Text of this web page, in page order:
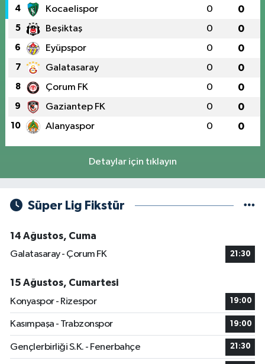
4 Kocaelispor 0 0
5 Beşiktaş 0 0
6 Eyüpspor 0 0
7 Galatasaray 0 0
8 Çorum FK 0 0
9 Gaziantep FK 0 0
10 Alanyaspor 0 0
Detaylar için tıklayın
Süper Lig Fikstür
14 Ağustos, Cuma
Galatasaray - Çorum FK
21:30
15 Ağustos, Cumartesi
Konyaspor - Rizespor
19:00
Kasımpaşa - Trabzonspor 19:00
Gençlerbirliği S.K. - Fenerbahçe 21:30